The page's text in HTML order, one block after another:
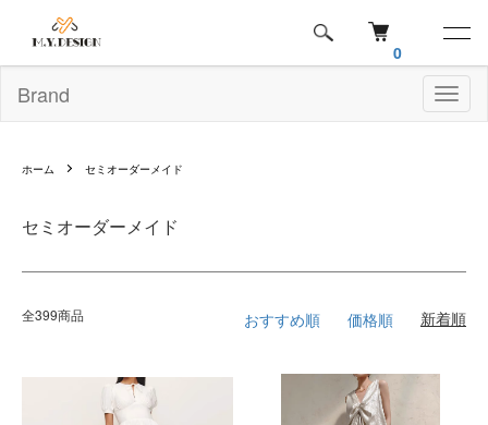
Brand
0
ホーム セミオーダーメイド
セミオーダーメイド
全399商品 おすすめ順 価格順 新着順